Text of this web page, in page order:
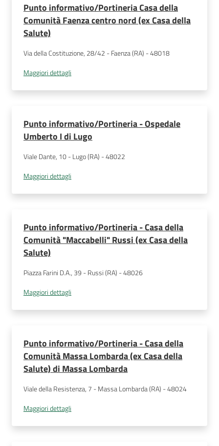
Punto informativo/Portineria Casa della
Comunità Faenza centro nord (ex Casa della
Salute)
Via della Costituzione, 28/42 - Faenza (RA) - 48018
Maggiori dettagli
Punto informativo/Portineria - Ospedale
Umberto I di Lugo
Viale Dante, 10 - Lugo (RA) - 48022
Maggiori dettagli
Punto informativo/Portineria - Casa della
Comunità "Maccabelli" Russi (ex Casa della
Salute)
Piazza Farini D.A., 39 - Russi (RA) - 48026
Maggiori dettagli
Punto informativo/Portineria - Casa della
Comunità Massa Lombarda (ex Casa della
Salute) di Massa Lombarda
Viale della Resistenza, 7 - Massa Lombarda (RA) - 48024
Maggiori dettagli